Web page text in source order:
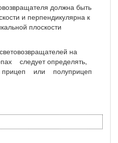
должна быть
и перпендикулярна к
плоскости
на
следует определять,
прицеп или полуприцеп